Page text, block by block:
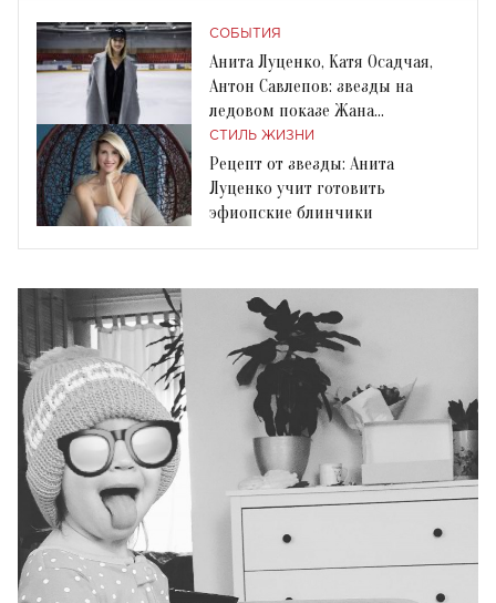
СОБЫТИЯ
Анита Луценко, Катя Осадчая,
Антон Савлепов: звезды на
ледовом показе Жана
Грицфельдта
СТИЛЬ ЖИЗНИ
Рецепт от звезды: Анита
Луценко учит готовить
эфиопские блинчики